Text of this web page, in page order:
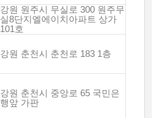
강원 원주시 무실로 300 원주무
실8단지엘에이치아파트 상가
101호
강원 춘천시 춘천로 183 1층
강원 춘천시 중앙로 65 국민은
행앞 가판